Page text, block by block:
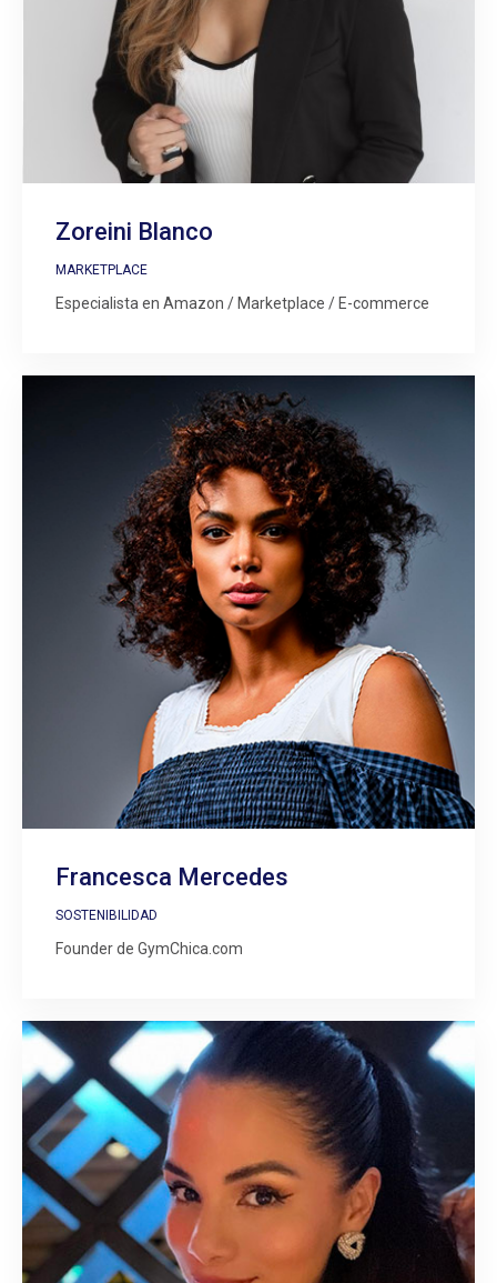
Zoreini Blanco
MARKETPLACE
Especialista en Amazon / Marketplace / E-commerce
Francesca Mercedes
SOSTENIBILIDAD
Founder de GymChica.com